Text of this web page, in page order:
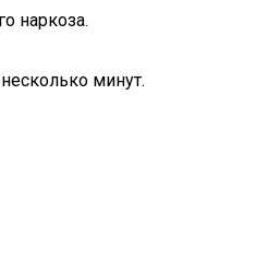
наркоза.
минут.